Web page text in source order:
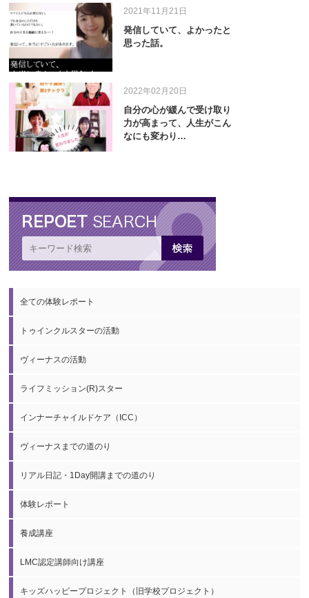
2021年11月21日
発信していて、よかったと
思った話。
2022年02月20日
自分の心が緩んで受け取り
力が高まって、人生がこん
なにも変わり…
全ての体験レポート
トゥインクルスターの活動
ヴィーナスの活動
ライフミッション(R)スター
インナーチャイルドケア（ICC）
ヴィーナスまでの道のり
リアル日記・1Day開講までの道のり
体験レポート
養成講座
LMC認定講師向け講座
キッズハッピープロジェクト（旧学校プロジェクト）